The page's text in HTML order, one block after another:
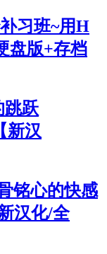
习班~用H
盘版+存档
跳跃
新汉
铭心的快感
汉化/全